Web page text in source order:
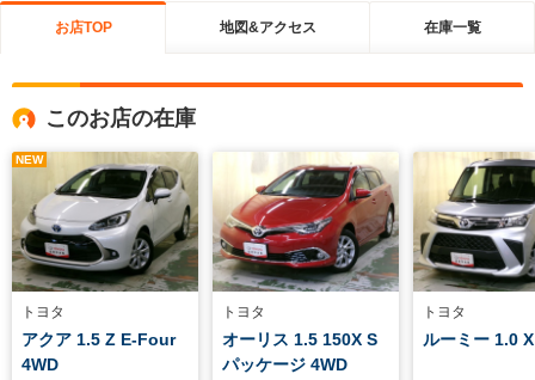
お店TOP 地図&アクセス 在庫一覧
このお店の在庫
NEW
トヨタ
アクア 1.5 Z E-Four
4WD
トヨタ
オーリス 1.5 150X S
パッケージ 4WD
トヨタ
ルーミー 1.0